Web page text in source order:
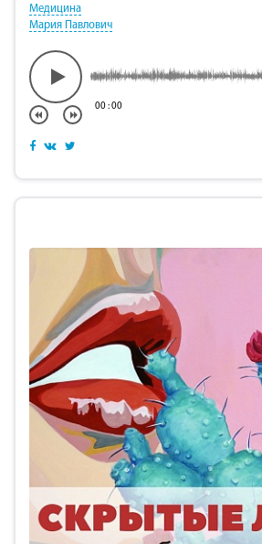
Медицина
Мария Павлович
00:00